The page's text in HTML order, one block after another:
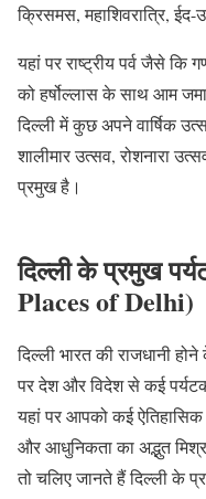
क्रिसमस, महाशिवरात्रि,
यहां पर राष्ट्रीय पर्व जैसे कि
को हर्षोल्लास के साथ आम
दिल्ली में कुछ अपने वार्षिक
शालीमार उत्सव, रोशनारा
प्रमुख है।
दिल्ली के प्रमुख
Places of Delhi)
दिल्ली भारत की राजधानी
पर देश और विदेश से कई
यहां पर आपको कई ऐतिहासिक
और आधुनिकता का अद्भुत
तो चलिए जानते हैं दिल्ली के